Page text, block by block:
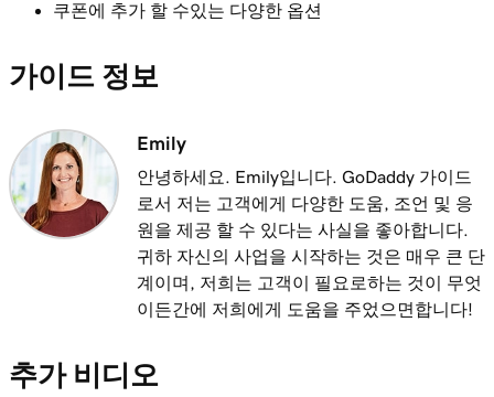
내 이메일 자동화 사용자 지정
마켓 플레이스에서 제품 가져 오기
레슨 12(총 12)
웹 사이트 + 마케팅에 내 온라인 스토어 추가
3m 19s
쿠폰에 추가 할 수있는 다양한 옵션
가이드 정보
Emily
안녕하세요. Emily입니다. GoDaddy 가이드
로서 저는 고객에게 다양한 도움, 조언 및 응
원을 제공 할 수 있다는 사실을 좋아합니다.
귀하 자신의 사업을 시작하는 것은 매우 큰 단
계이며, 저희는 고객이 필요로하는 것이 무엇
이든간에 저희에게 도움을 주었으면합니다!
추가 비디오